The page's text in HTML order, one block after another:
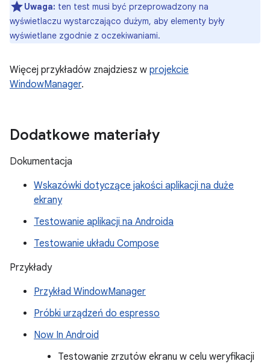
Uwaga: ten test musi być przeprowadzony na
wyświetlaczu wystarczająco dużym, aby elementy były
wyświetlane zgodnie z oczekiwaniami.
Więcej przykładów znajdziesz w projekcie
WindowManager.
Dodatkowe materiały
Dokumentacja
Wskazówki dotyczące jakości aplikacji na duże
ekrany
Testowanie aplikacji na Androida
Testowanie układu Compose
Przykłady
Przykład WindowManager
Próbki urządzeń do espresso
Now In Android
Testowanie zrzutów ekranu w celu weryfikacji